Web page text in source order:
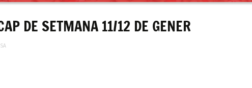
DE SETMANA 11/12 DE GENER